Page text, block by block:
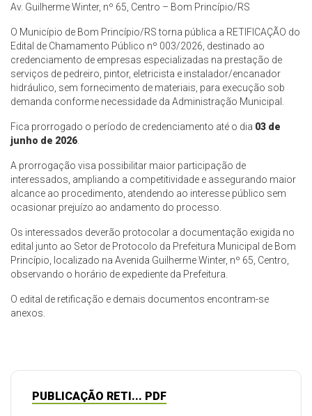
Av. Guilherme Winter, nº 65, Centro – Bom Princípio/RS
O Município de Bom Princípio/RS torna pública a RETIFICAÇÃO do
Edital de Chamamento Público nº 003/2026, destinado ao
credenciamento de empresas especializadas na prestação de
serviços de pedreiro, pintor, eletricista e instalador/encanador
hidráulico, sem fornecimento de materiais, para execução sob
demanda conforme necessidade da Administração Municipal.
Fica prorrogado o período de credenciamento até o dia 03 de
junho de 2026
A prorrogação visa possibilitar maior participação de
interessados, ampliando a competitividade e assegurando maior
alcance ao procedimento, atendendo ao interesse público sem
ocasionar prejuízo ao andamento do processo.
Os interessados deverão protocolar a documentação exigida no
edital junto ao Setor de Protocolo da Prefeitura Municipal de Bom
Princípio, localizado na Avenida Guilherme Winter, nº 65, Centro,
observando o horário de expediente da Prefeitura.
O edital de retificação e demais documentos encontram-se
anexos.
PUBLICAÇÃO RETI... PDF